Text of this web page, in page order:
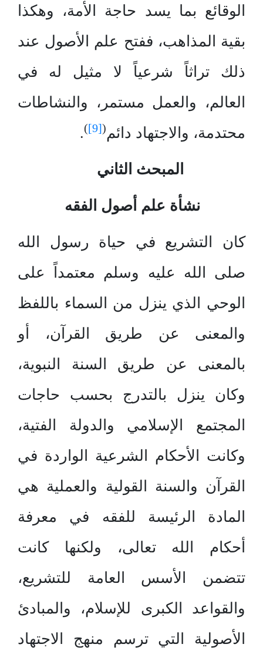
الوقائع بما يسد حاجة الأمة، وهكذا
بقية المذاهب، ففتح علم الأصول عند
ذلك تراثاً شرعياً لا مثيل له في
العالم، والعمل مستمر، والنشاطات
محتدمة، والاجتهاد دائم(
[9]
)
.
المبحث الثاني
نشأة علم أصول الفقه
كان التشريع في حياة رسول الله
صلى الله عليه وسلم معتمداً على
الوحي الذي ينزل من السماء باللفظ
والمعنى عن طريق القرآن، أو
بالمعنى عن طريق السنة النبوية،
وكان ينزل بالتدرج بحسب حاجات
المجتمع الإسلامي والدولة الفتية،
وكانت الأحكام الشرعية الواردة في
القرآن والسنة القولية والعملية هي
المادة الرئيسة للفقه في معرفة
أحكام الله تعالى، ولكنها كانت
تتضمن الأسس العامة للتشريع،
والقواعد الكبرى للإسلام، والمبادئ
الأصولية التي ترسم منهج الاجتهاد